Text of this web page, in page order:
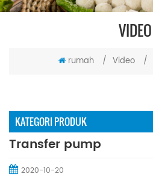
VIDEO
rumah / Video /
KATEGORI PRODUK
Transfer pump
2020-10-20